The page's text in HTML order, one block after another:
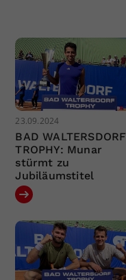
23.09.2024
BAD WALTERSDORF
TROPHY: Munar
stürmt zu
Jubiläumstitel